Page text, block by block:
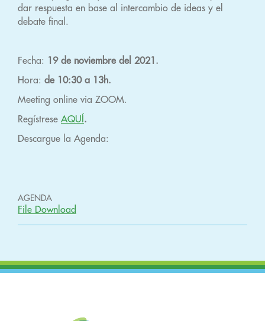
dar respuesta en base al intercambio de ideas y el
debate final.
Fecha: 19 de noviembre del 2021.
Hora: de 10:30 a 13h.
Meeting online via ZOOM.
Regístrese AQUÍ .
Descargue la Agenda:
AGENDA
File Download